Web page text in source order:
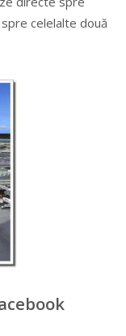
celelalte două